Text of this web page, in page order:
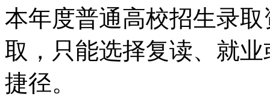
本年度普通高校招生录
取，只能选择复读、就
捷径。